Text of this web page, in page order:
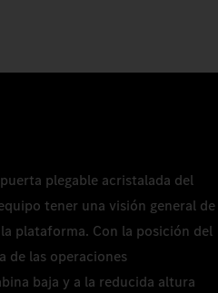
plegable acristalada del
tener una visión general de
plataforma. Con la posición del
de las operaciones
baja y a la reducida altura